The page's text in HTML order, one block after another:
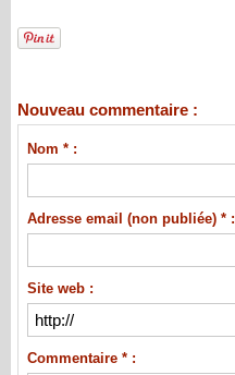
Nouveau commentaire :
Nom * :
Adresse email (non publiée) * :
Site web :
Commentaire * :